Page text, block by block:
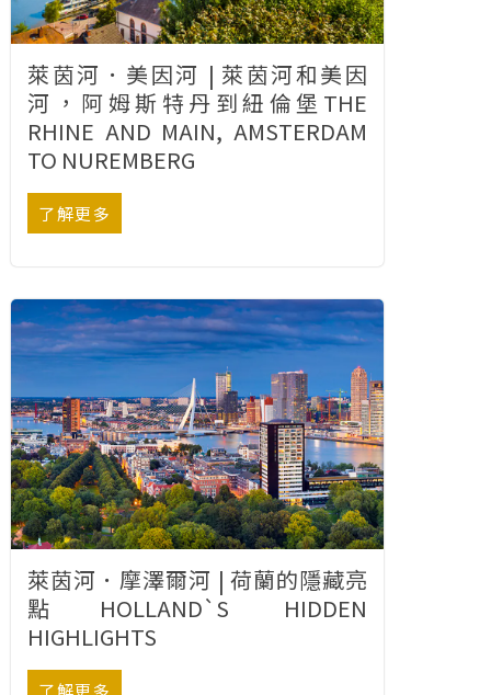
萊茵河．美因河 | 萊茵河和美因
河，阿姆斯特丹到紐倫堡THE
RHINE AND MAIN, AMSTERDAM
TO NUREMBERG
了解更多
萊茵河．摩澤爾河 | 荷蘭的隱藏亮
點HOLLAND`S HIDDEN
HIGHLIGHTS
了解更多